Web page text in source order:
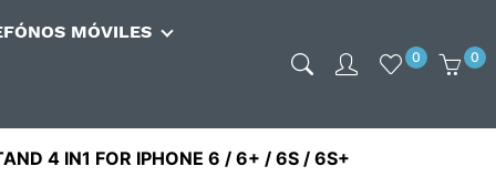
MÓVILES
0 0
4 IN1 FOR IPHONE 6 / 6+ / 6S / 6S+